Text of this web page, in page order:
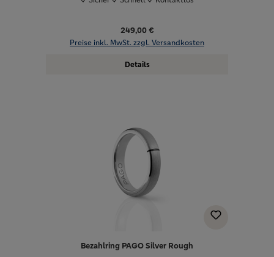
249,00 €
Preise inkl. MwSt. zzgl. Versandkosten
Details
Bezahlring PAGO Silver Rough